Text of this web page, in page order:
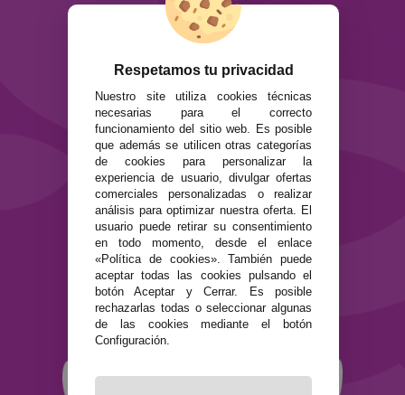
ATENCIÓN AL CLIENTE
Envíos y devoluciones
Formas de pago
SEGURIDAD Y PRIVACIDAD
Términos y condiciones de uso
Política de privacidad
Política de cookies
Respetamos tu privacidad
Nuestro site utiliza cookies técnicas
necesarias para el correcto
funcionamiento del sitio web. Es posible
que además se utilicen otras categorías
de cookies para personalizar la
experiencia de usuario, divulgar ofertas
comerciales personalizadas o realizar
análisis para optimizar nuestra oferta. El
usuario puede retirar su consentimiento
en todo momento, desde el enlace
«Política de cookies». También puede
aceptar todas las cookies pulsando el
botón Aceptar y Cerrar. Es posible
rechazarlas todas o seleccionar algunas
de las cookies mediante el botón
Configuración.